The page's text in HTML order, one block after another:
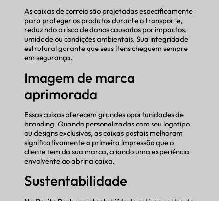
As caixas de correio são projetadas especificamente
para proteger os produtos durante o transporte,
reduzindo o risco de danos causados por impactos,
umidade ou condições ambientais. Sua integridade
estrutural garante que seus itens cheguem sempre
em segurança.
Imagem de marca
aprimorada
Essas caixas oferecem grandes oportunidades de
branding. Quando personalizadas com seu logotipo
ou designs exclusivos, as caixas postais melhoram
significativamente a primeira impressão que o
cliente tem da sua marca, criando uma experiência
envolvente ao abrir a caixa.
Sustentabilidade